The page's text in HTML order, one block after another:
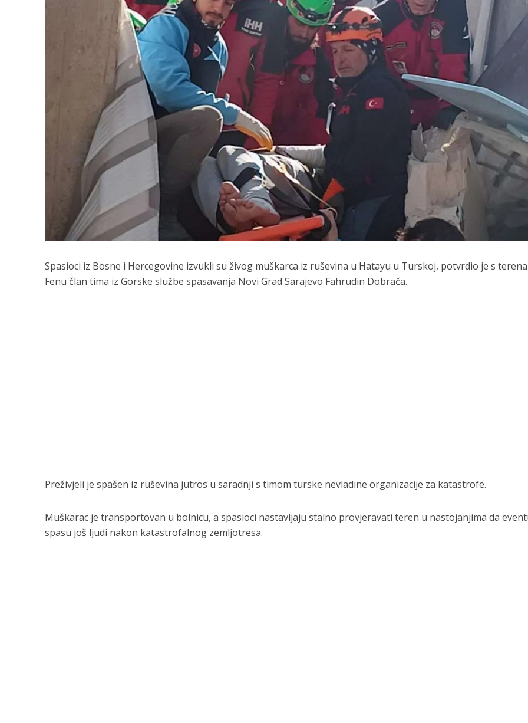
Spasioci iz Bosne i Hercegovine izvukli su živog muškarca iz ruševina u Hatayu u Turskoj, potvrdio je s
Fenu član tima iz Gorske službe spasavanja Novi Grad Sarajevo Fahrudin Dobrača.
Preživjeli je spašen iz ruševina jutros u saradnji s timom turske nevladine organizacije za katastrofe.
Muškarac je transportovan u bolnicu, a spasioci nastavljaju stalno provjeravati teren u nastojanjima da
spasu još ljudi nakon katastrofalnog zemljotresa.